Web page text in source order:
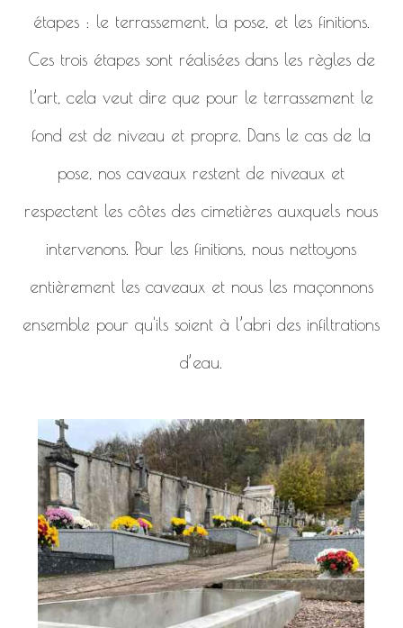
étapes : le terrassement, la pose, et les finitions.
Ces trois étapes sont réalisées dans les règles de
l’art, cela veut dire que pour le terrassement le
fond est de niveau et propre. Dans le cas de la
pose, nos caveaux restent de niveaux et
respectent les côtes des cimetières auxquels nous
intervenons. Pour les finitions, nous nettoyons
entièrement les caveaux et nous les maçonnons
ensemble pour qu'ils soient à l’abri des infiltrations
d’eau.